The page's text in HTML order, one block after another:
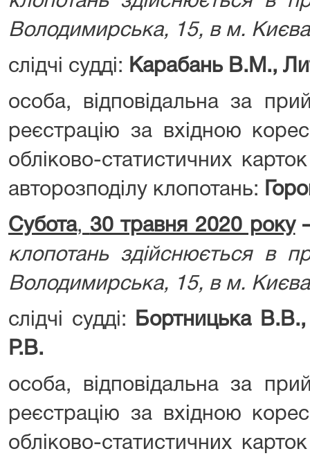
Володимирська, 15, в м.
слідчі судді: Карабань В.М.,
особа, відповідальна за
реєстрацію за вхідною
обліково-статистичних
авторозподілу клопотань:
Субота, 30 травня 2020 року
клопотань здійснюється в
Володимирська, 15, в м.
слідчі судді: Бортницька В.В.,
Р.В.
особа, відповідальна за
реєстрацію за вхідною
обліково-статистичних